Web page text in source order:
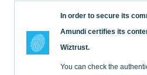
In order to secure its
Amundi certifies its
Wiztrust.
You can check the